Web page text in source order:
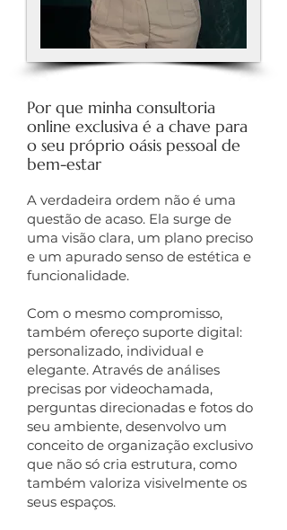
​Por que minha consultoria
online exclusiva é a chave para
o seu próprio oásis pessoal de
bem-estar
A verdadeira ordem não é uma
questão de acaso. Ela surge de
uma visão clara, um plano preciso
e um apurado senso de estética e
funcionalidade.
Com o mesmo compromisso,
também ofereço suporte digital:
personalizado, individual e
elegante. Através de análises
precisas por videochamada,
perguntas direcionadas e fotos do
seu ambiente, desenvolvo um
conceito de organização exclusivo
que não só cria estrutura, como
também valoriza visivelmente os
seus espaços.